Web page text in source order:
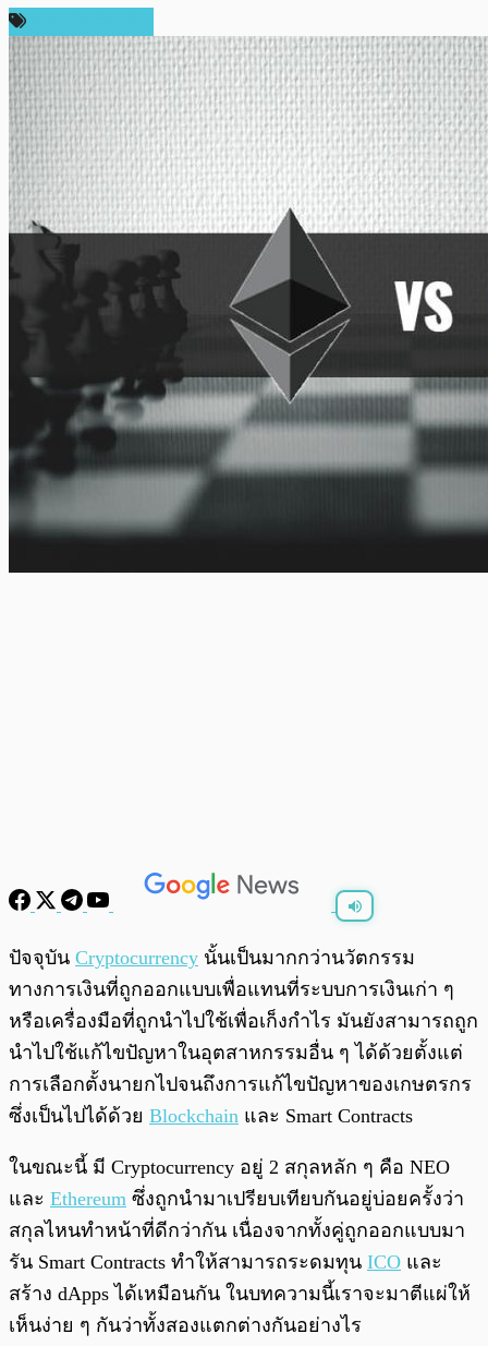
ปัจจุบัน Cryptocurrency นั้นเป็นมากกว่านวัตกรรม
ทางการเงินที่ถูกออกแบบเพื่อแทนที่ระบบการเงินเก่า ๆ
หรือเครื่องมือที่ถูกนำไปใช้เพื่อเก็งกำไร มันยังสามารถถูก
นำไปใช้แก้ไขปัญหาในอุตสาหกรรมอื่น ๆ ได้ด้วยตั้งแต่
การเลือกตั้งนายกไปจนถึงการแก้ไขปัญหาของเกษตรกร
ซึ่งเป็นไปได้ด้วย Blockchain และ Smart Contracts
ในขณะนี้ มี Cryptocurrency อยู่ 2 สกุลหลัก ๆ คือ NEO
และ Ethereum ซึ่งถูกนำมาเปรียบเทียบกันอยู่บ่อยครั้งว่า
สกุลไหนทำหน้าที่ดีกว่ากัน เนื่องจากทั้งคู่ถูกออกแบบมา
รัน Smart Contracts ทำให้สามารถระดมทุน ICO และ
สร้าง dApps ได้เหมือนกัน ในบทความนี้เราจะมาตีแผ่ให้
เห็นง่าย ๆ กันว่าทั้งสองแตกต่างกันอย่างไร